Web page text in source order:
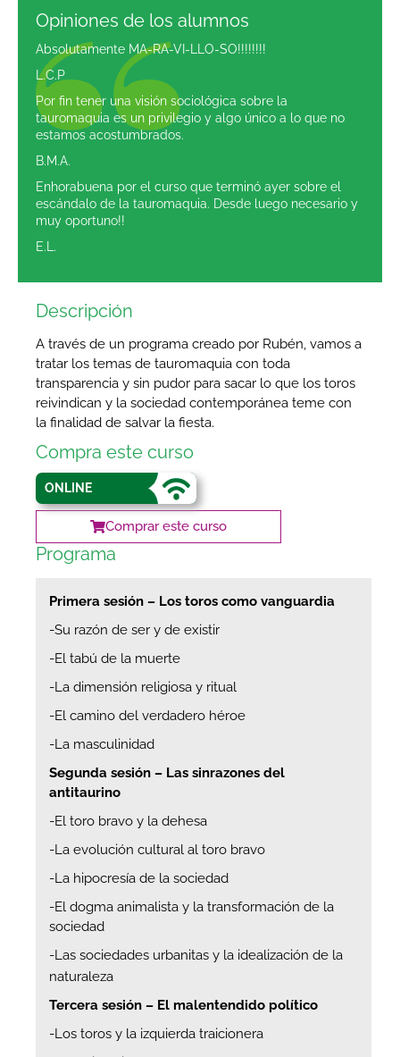
Opiniones de los alumnos
Absolutamente MA-RA-VI-LLO-SO!!!!!!!!
L.C.P
Por fin tener una visión sociológica sobre la
tauromaquia es un privilegio y algo único a lo que no
estamos acostumbrados.
B.M.A.
Enhorabuena por el curso que terminó ayer sobre el
escándalo de la tauromaquia. Desde luego necesario y
muy oportuno!!
E.L.
Descripción
A través de un programa creado por Rubén, vamos a
tratar los temas de tauromaquia con toda
transparencia y sin pudor para sacar lo que los toros
reivindican y la sociedad contemporánea teme con
la finalidad de salvar la fiesta.
Compra este curso
ONLINE
Comprar este curso
Programa
Primera sesión – Los toros como vanguardia
-Su razón de ser y de existir
-El tabú de la muerte
-La dimensión religiosa y ritual
-El camino del verdadero héroe
-La masculinidad
Segunda sesión – Las sinrazones del
antitaurino
-El toro bravo y la dehesa
-La evolución cultural al toro bravo
-La hipocresía de la sociedad
-El dogma animalista y la transformación de la
sociedad
-Las sociedades urbanitas y la idealización de la
naturaleza
Tercera sesión – El malentendido político
-Los toros y la izquierda traicionera